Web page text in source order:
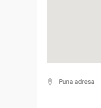
Puna adresa